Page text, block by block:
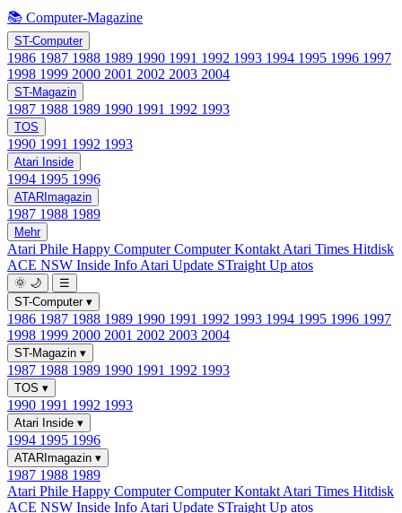
📚 Computer-Magazine
ST-Computer
1986 1987 1988 1989 1990 1991 1992 1993 1994 1995 1996 1997
1998 1999 2000 2001 2002 2003 2004
ST-Magazin
1987 1988 1989 1990 1991 1992 1993
TOS
1990 1991 1992 1993
Atari Inside
1994 1995 1996
ATARImagazin
1987 1988 1989
Mehr
Atari Phile Happy ComputerComputer Kontakt Atari Times Hitdisk
ACE NSW Inside Info Atari Update STraight Up atos
🌞 🌙
☰
ST-Computer ▾
1986 1987 1988 1989 1990 1991 1992 1993 1994 1995 1996 1997
1998 1999 2000 2001 2002 2003 2004
ST-Magazin ▾
1987 1988 1989 1990 1991 1992 1993
TOS ▾
1990 1991 1992 1993
Atari Inside ▾
1994 1995 1996
ATARImagazin ▾
1987 1988 1989
Atari Phile Happy ComputerComputer Kontakt Atari Times Hitdisk
ACE NSW Inside Info Atari Update STraight Up atos